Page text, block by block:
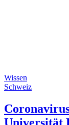
Wissen
Schweiz